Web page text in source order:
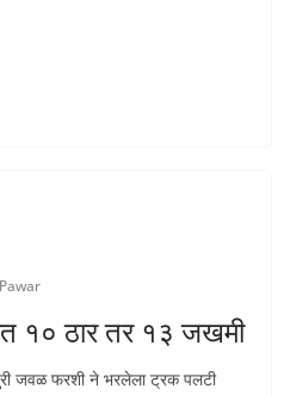
१० ठार तर १३ जखमी
जवळ फरशी ने भरलेला ट्रक पलटी